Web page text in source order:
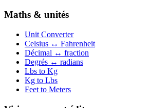
Maths & unités
Unit Converter
Celsius ↔ Fahrenheit
Décimal ↔ fraction
Degrés ↔ radians
Lbs to Kg
Kg to Lbs
Feet to Meters